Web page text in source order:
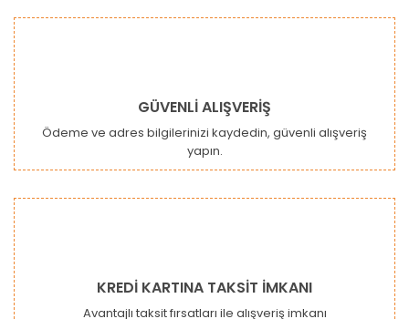
Gönder
GÜVENLİ ALIŞVERİŞ
Ödeme ve adres bilgilerinizi kaydedin, güvenli alışveriş
yapın.
KREDİ KARTINA TAKSİT İMKANI
Avantajlı taksit fırsatları ile alışveriş imkanı